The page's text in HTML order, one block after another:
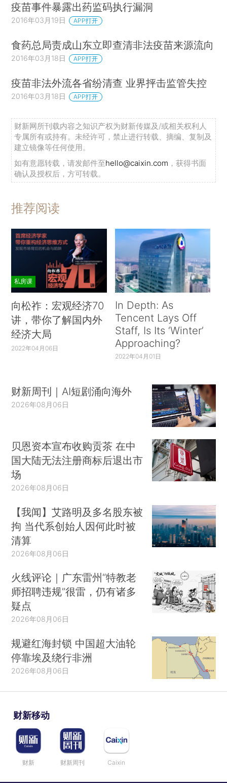
疫苗事件暴露出药监码执行漏洞
2016年03月19日 APP打开
食药总局责成山东立即查清非法疫苗来源流向
2016年03月18日 APP打开
疫苗非法外流各省纷清查 业界抨击监管失控
2016年03月18日 APP打开
财新网所刊载内容之知识产权为财新传媒及/或相关权利人
专属所有或持有。未经许可，禁止进行转载、摘编、复制及
建立镜像等任何使用。
如有意愿转载，请发邮件至hello@caixin.com ，获得书面
确认及授权后，方可转载。
推荐阅读
私房课
向松祚：宏观经济70
讲，带你了解国内外
经济大局
2022年04月06日
In Depth: As
Tencent Lays Off
Staff, Is Its ‘Winter’
Approaching?
2022年04月01日
财新周刊｜AI短剧涌向海外
2026年08月06日
贝恩资本宣布收购贡茶 在中
国大陆无法注册商标后退出市
场
2026年08月06日
【我闻】艾路明及多名股东被
拘 当代系创始人因何此时被
清算
2026年08月06日
火线评论｜广东雷州“特教老
师招聘违规”很雷，仍有诸多
疑点
2026年08月06日
规避红海封锁 中国超大油轮
停靠埃及绕行非洲
2026年08月06日
财新移动
财新 财新周刊 Caixin